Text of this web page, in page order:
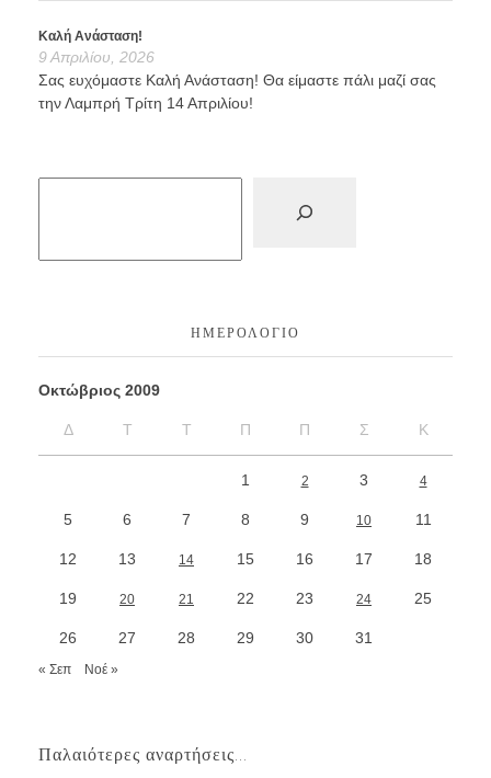
Καλή Ανάσταση!
9 Απριλίου, 2026
Σας ευχόμαστε Καλή Ανάσταση! Θα είμαστε πάλι μαζί σας
την Λαμπρή Τρίτη 14 Απριλίου!
ΗΜΕΡΟΛΌΓΙΟ
Οκτώβριος 2009
Δ Τ Τ Π Π Σ Κ
1 2 3 4
5 6 7 8 9 10 11
12 13 14 15 16 17 18
19 20 21 22 23 24 25
26 27 28 29 30 31
« Σεπ Νοέ »
Παλαιότερες αναρτήσεις...